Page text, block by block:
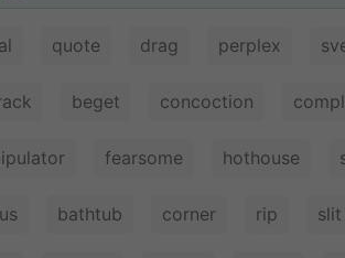
quote drag perplex
beget concoction
fearsome hothouse
bathtub corner rip slit